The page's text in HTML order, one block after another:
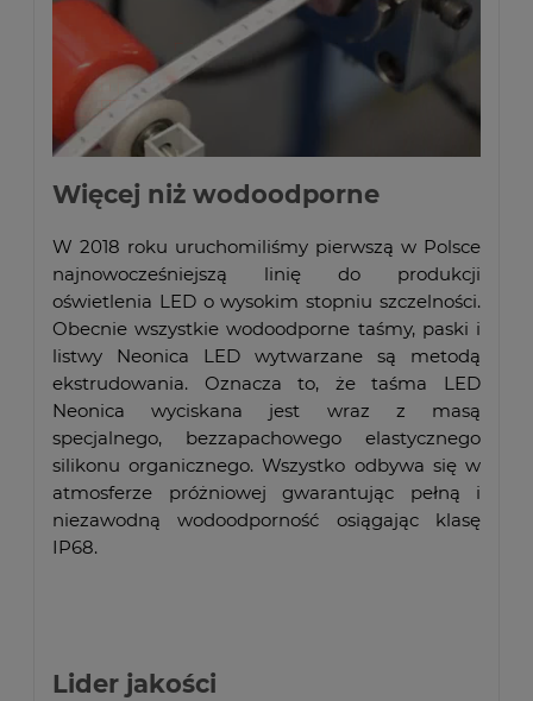
Więcej niż wodoodporne
W 2018 roku uruchomiliśmy pierwszą w Polsce
najnowocześniejszą linię do produkcji
oświetlenia LED o wysokim stopniu szczelności.
Obecnie wszystkie wodoodporne taśmy, paski i
listwy Neonica LED wytwarzane są metodą
ekstrudowania. Oznacza to, że taśma LED
Neonica wyciskana jest wraz z masą
specjalnego, bezzapachowego elastycznego
silikonu organicznego. Wszystko odbywa się w
atmosferze próżniowej gwarantując pełną i
niezawodną wodoodporność osiągając klasę
IP68.
Lider jakości